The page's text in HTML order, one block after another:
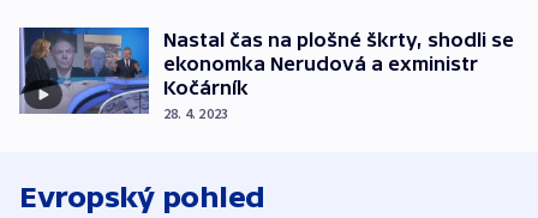
Nastal čas na plošné škrty, shodli se
ekonomka Nerudová a exministr
Kočárník
28. 4. 2023
Evropský pohled